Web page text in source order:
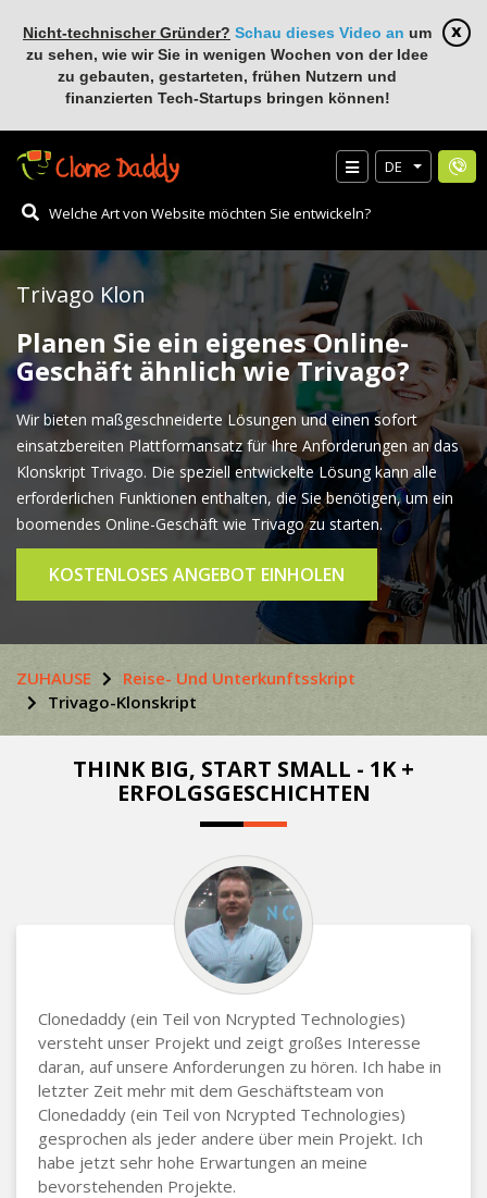
Nicht-technischer Gründer? Schau dieses Video an um
zu sehen, wie wir Sie in wenigen Wochen von der Idee
zu gebauten, gestarteten, frühen Nutzern und
finanzierten Tech-Startups bringen können!
DE
Trivago Klon
Planen Sie ein eigenes Online-
Geschäft ähnlich wie Trivago?
Wir bieten maßgeschneiderte Lösungen und einen sofort
einsatzbereiten Plattformansatz für Ihre Anforderungen an das
Klonskript Trivago. Die speziell entwickelte Lösung kann alle
erforderlichen Funktionen enthalten, die Sie benötigen, um ein
boomendes Online-Geschäft wie Trivago zu starten.
KOSTENLOSES ANGEBOT EINHOLEN
ZUHAUSE
Reise- Und Unterkunftsskript
Trivago-Klonskript
THINK BIG, START SMALL - 1K +
ERFOLGSGESCHICHTEN
Clonedaddy (ein Teil von Ncrypted Technologies)
versteht unser Projekt und zeigt großes Interesse
daran, auf unsere Anforderungen zu hören. Ich habe in
letzter Zeit mehr mit dem Geschäftsteam von
Clonedaddy (ein Teil von Ncrypted Technologies)
gesprochen als jeder andere über mein Projekt. Ich
habe jetzt sehr hohe Erwartungen an meine
bevorstehenden Projekte.